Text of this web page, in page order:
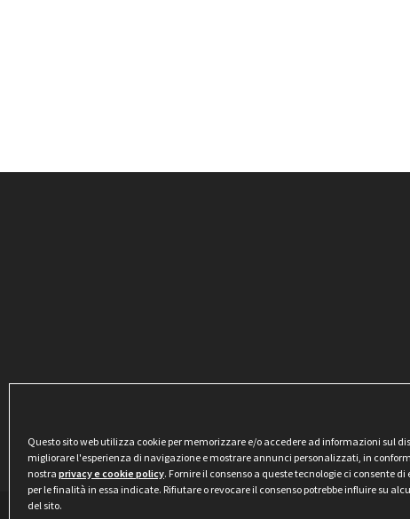
Questo sito web utilizza cookie per memorizzare e/o accedere ad informazioni sul
migliorare l'esperienza di navigazione e mostrare annunci personalizzati, in
nostra privacy e cookie policy. Fornire il consenso a queste tecnologie ci consente di
per le finalità in essa indicate. Rifiutare o revocare il consenso potrebbe influire su
del sito.